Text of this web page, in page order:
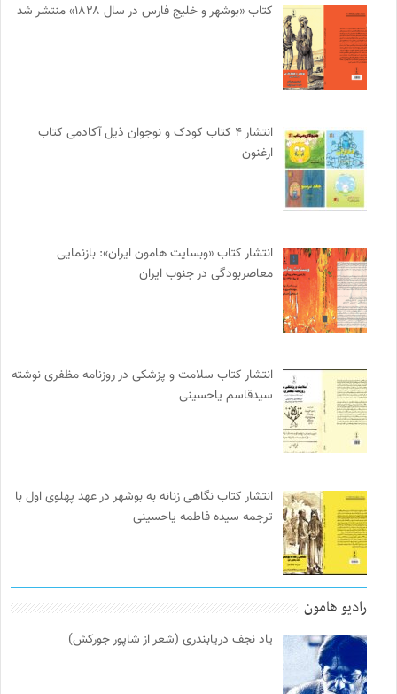
کتاب «بوشهر و خلیج فارس در سال ۱۸۲۸» منتشر شد
انتشار ۴ کتاب کودک و نوجوان ذیل آکادمی کتاب
ارغنون
انتشار کتاب «وبسایت هامون ایران»: بازنمایی
معاصربودگی در جنوب ایران
انتشار کتاب سلامت و پزشکی در روزنامه مظفری نوشته
سیدقاسم یاحسینی
انتشار کتاب نگاهی زنانه به بوشهر در عهد پهلوی اول با
ترجمه سیده فاطمه یاحسینی
رادیو هامون
یاد نجف دریابندری (شعر از شاپور جورکش)